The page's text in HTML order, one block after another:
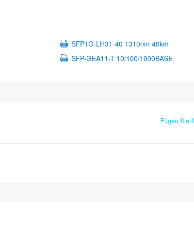
SFP1G-LH31-40 1310nm 40km
SFP-GEA11-T 10/100/1000BASE
Fügen Sie